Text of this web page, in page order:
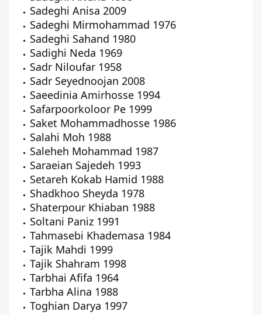
Sadeghi Anisa 2009
Sadeghi Mirmohammad 1976
Sadeghi Sahand 1980
Sadighi Neda 1969
Sadr Niloufar 1958
Sadr Seyednoojan 2008
Saeedinia Amirhosse 1994
Safarpoorkoloor Pe 1999
Saket Mohammadhosse 1986
Salahi Moh 1988
Saleheh Mohammad 1987
Saraeian Sajedeh 1993
Setareh Kokab Hamid 1988
Shadkhoo Sheyda 1978
Shaterpour Khiaban 1988
Soltani Paniz 1991
Tahmasebi Khademasa 1984
Tajik Mahdi 1999
Tajik Shahram 1998
Tarbhai Afifa 1964
Tarbha Alina 1988
Toghian Darya 1997